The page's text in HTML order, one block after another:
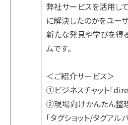
弊社サービスを活用し
に解決したのかをユー
新たな発見や学びを得
ムです。
＜ご紹介サービス＞
①ビジネスチャット「
②現場向けかんたん整
「タグショット/タグアル